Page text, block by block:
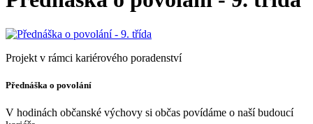
Projekt v rámci kariérového poradenství
Přednáška o povolání
V hodinách občanské výchovy si občas povídáme o naší budoucí